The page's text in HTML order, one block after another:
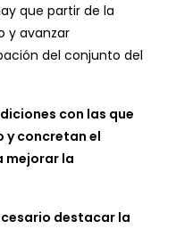
que partir de la
y avanzar
del conjunto del
con las que
y concretan el
mejorar la
destacar la